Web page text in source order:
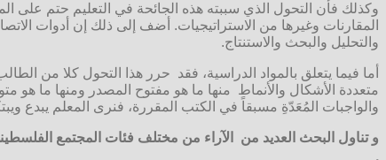
وكذلك فأن التحول الذي سببته هذه الجائحة في التعليم حتم على
المقارنات وغيرها من الاستراتيجيات. أضف إلى ذلك إن أدوات
والتحليل والبحث والاستنتاج.
أما فيما يتعلق بالمواد الدراسية، فقد حرر هذا التحول كلا من
متعددة الأشكال والأنماط منها ما هو مفتوح المصدر ومنها ما هو
والواجبات المُعَدّةِ مسبقاً في الكتب المقررة، فنرى المعلم يبدع
و تناول البحث العديد من الآراء من مختلف فئات المجتمع